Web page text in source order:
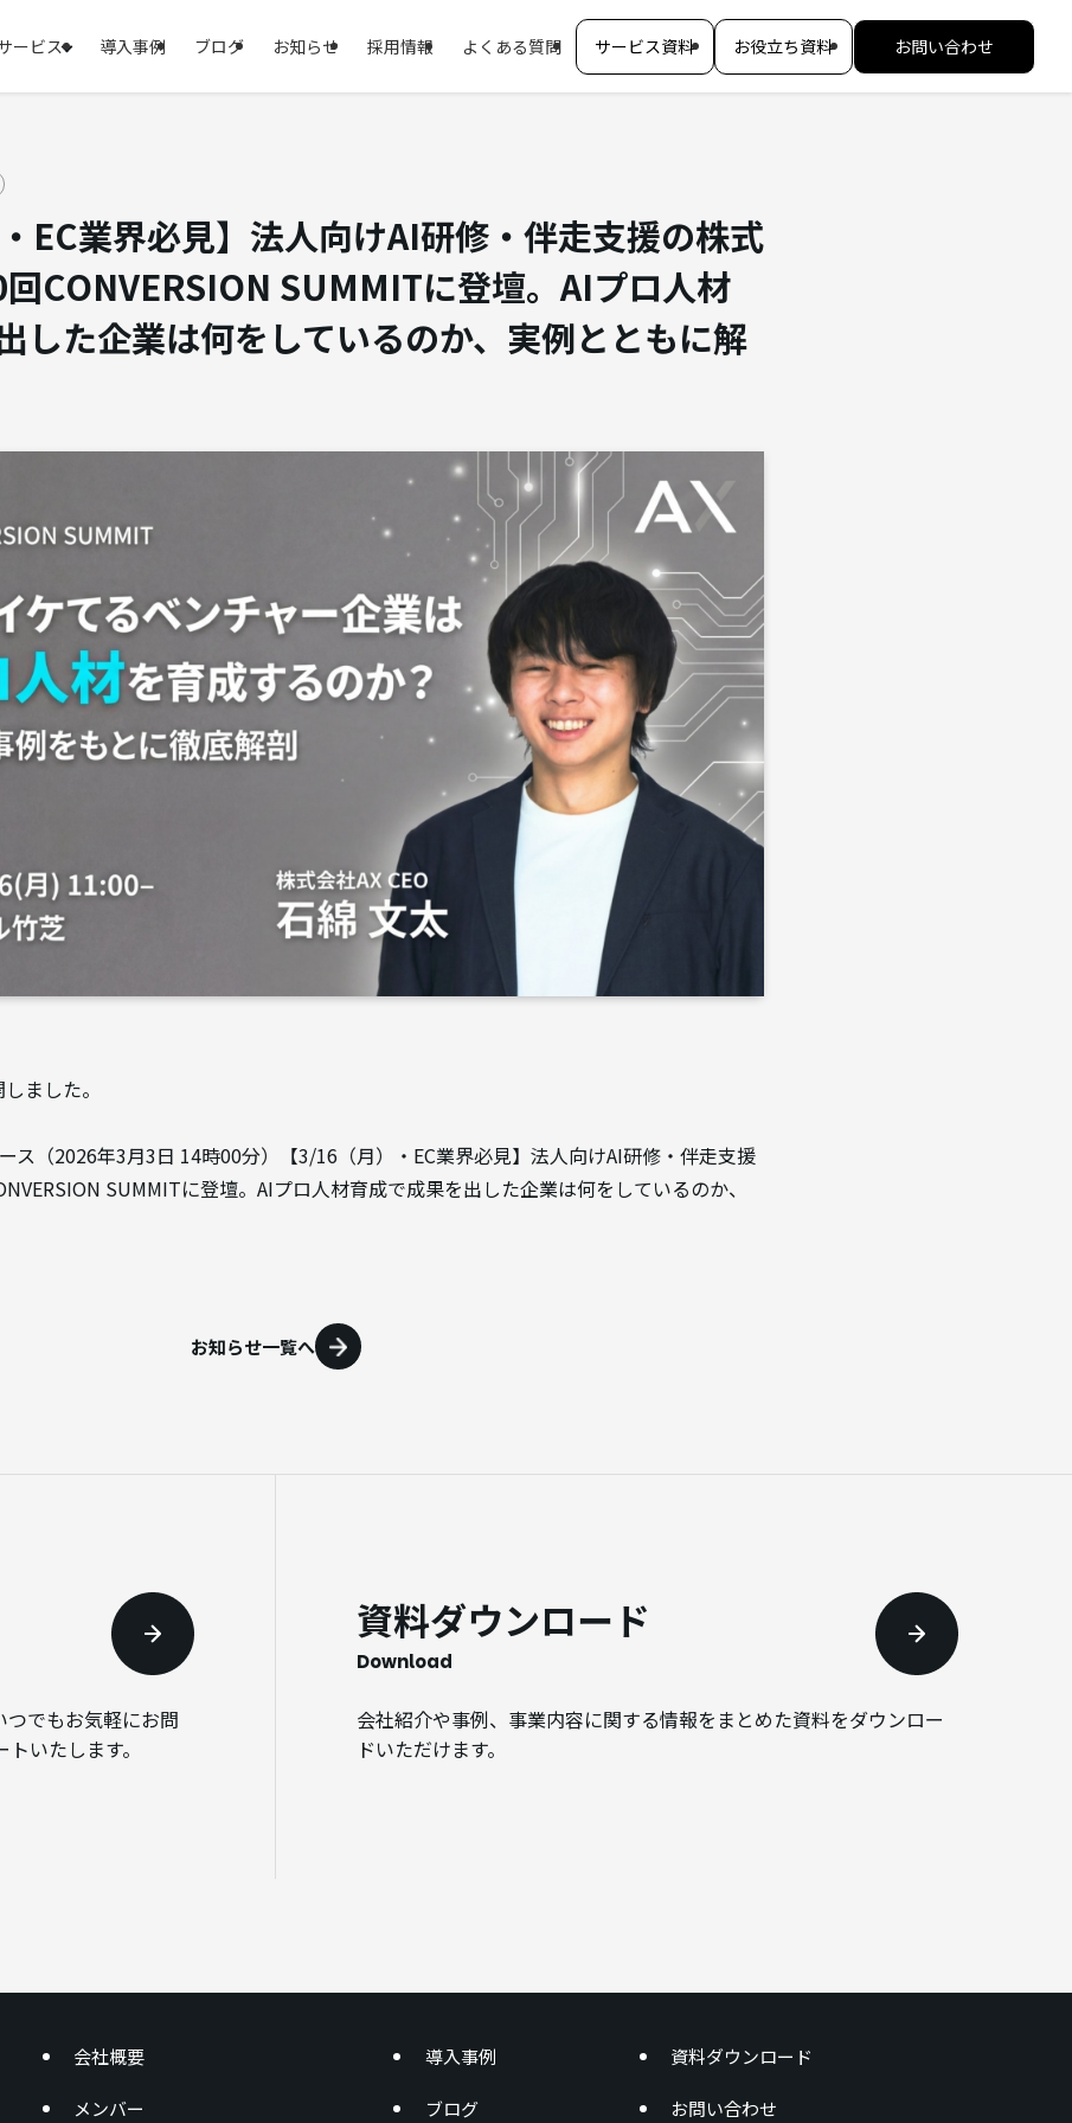
ービス 導入事例 ブログ お知らせ 採用情報 よくある質問 サービス資料 お役立ち資料 お問い合わせ
EC業界必見】法人向けAI研修・伴走支援の株式
CONVERSION SUMMITに登壇。AIプロ人材
した企業は何をしているのか、実例とともに解
ました。
ス（2026年3月3日 14時00分）【3/16（月）・EC業界必見】法人向けAI研修・伴走支援
SUMMITに登壇。AIプロ人材育成で成果を出した企業は何をしているのか、
お知らせ一覧へ
でもお気軽にお問
いたします。
資料ダウンロード
Download
会社紹介や事例、事業内容に関する情報をまとめた資料をダウンロー
ドいただけます。
会社概要
メンバー
導入事例
ブログ
資料ダウンロード
お問い合わせ